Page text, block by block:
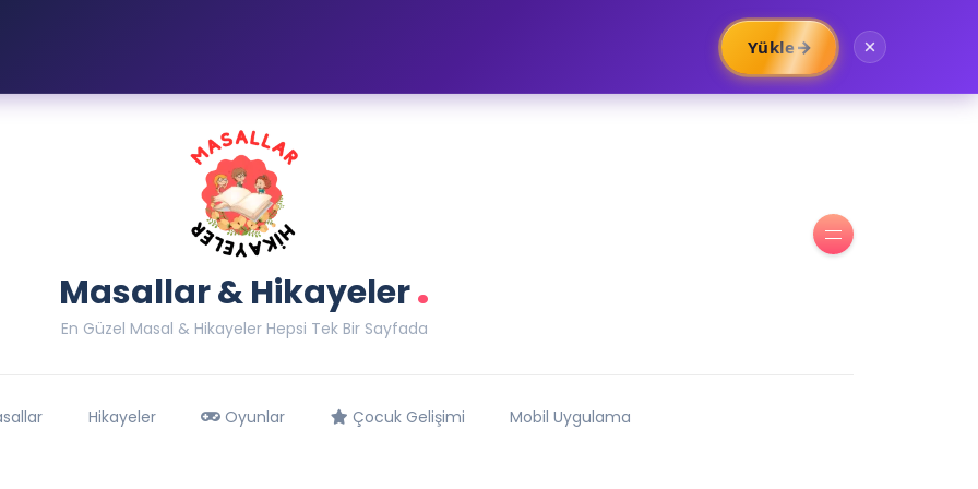
Yükle→
Masallar & Hikayeler.
En Güzel Masal & Hikayeler Hepsi Tek Bir Sayfada
Hikayeler Oyunlar Çocuk Gelişimi Mobil Uygulama